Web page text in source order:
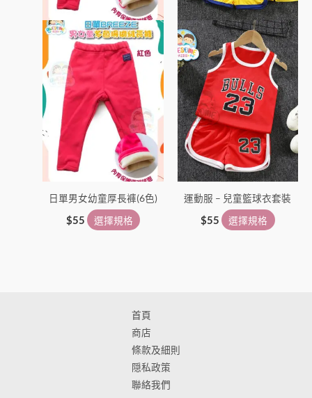
日單男女幼童厚長褲(6色)
$55 選擇規格
可
在
產
品
面
選
擇
選
項
運動服 – 兒童籃球衣套裝
$55 選擇規格
可
在
產
品
頁
面
選
擇
選
項
首頁
商店
條款及細則
隠私政策
聯絡我們